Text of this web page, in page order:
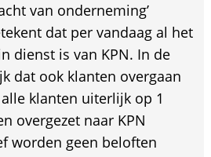
van onderneming’
dat per vandaag al het
dienst is van KPN. In de
dat ook klanten overgaan
klanten uiterlijk op 1
overgezet naar KPN
worden geen beloften